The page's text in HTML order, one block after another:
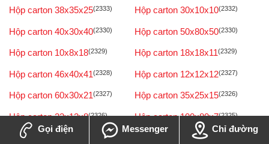
Hộp carton 38x35x25(2333) Hộp carton 30x10x10(2332)
Hộp carton 40x30x40(2330) Hộp carton 50x80x50(2330)
Hộp carton 10x8x18(2329) Hộp carton 18x18x11(2329)
Hộp carton 46x40x41(2328) Hộp carton 12x12x12(2327)
Hộp carton 60x30x21(2327) Hộp carton 35x25x15(2326)
Hộp carton 23x12x8(2326) Hộp carton 100x80x7(2325)
Hộp carton 25x22x20 (2325) Hộp carton 90x15x10
Gọi điện Messenger Chỉ đường